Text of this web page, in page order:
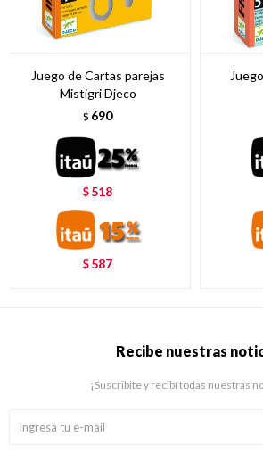
Juego de Cartas parejas
Mistigri Djeco
$ 690
$ 518
$ 587
Recibe nuestras
¡Suscribite y recibí todas nuestras